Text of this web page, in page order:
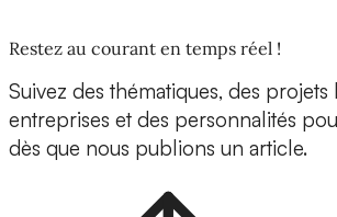
Restez au courant en temps réel !
Suivez des thématiques, des projets
entreprises et des personnalités
dès que nous publions un article.